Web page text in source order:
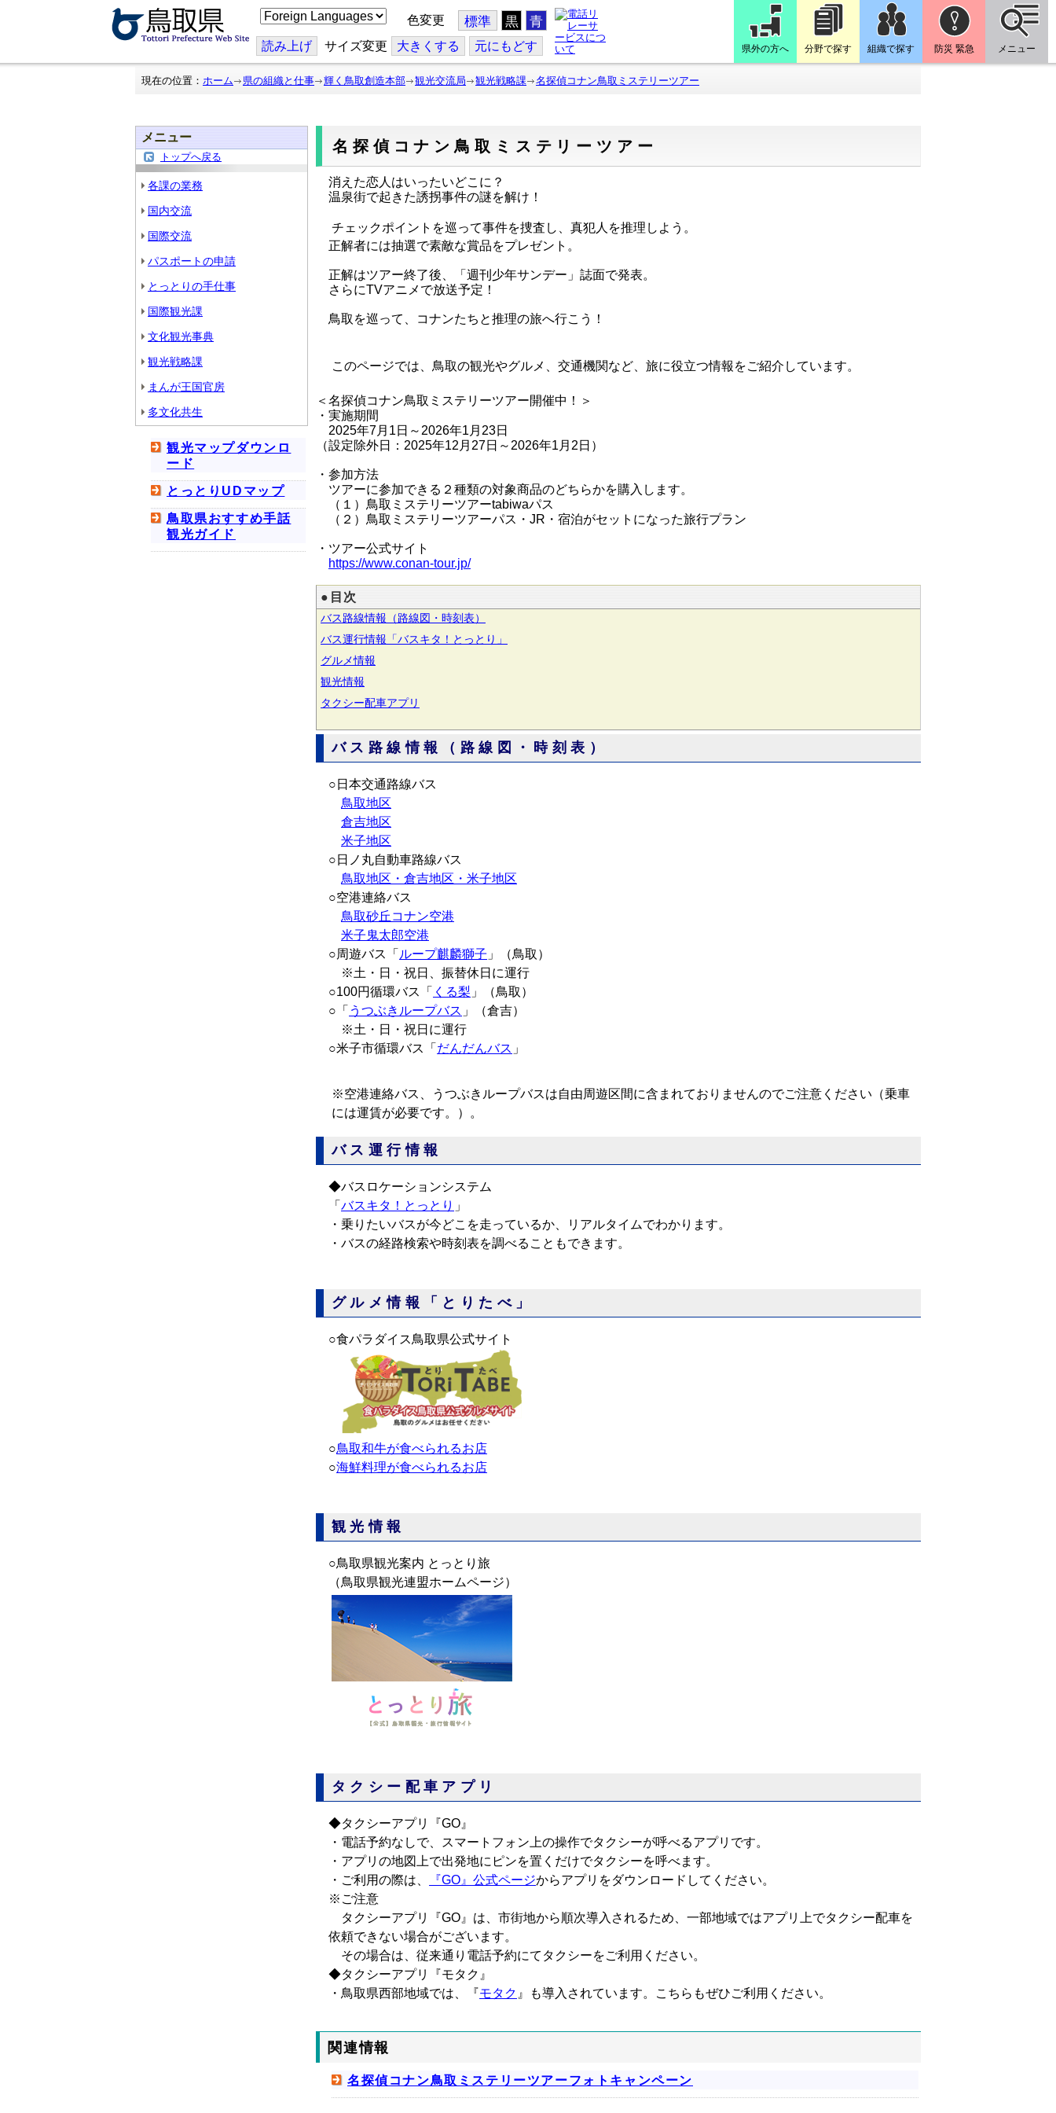
こ
の
ジ
を
翻
色変更 標準 黒 青
読み上げ サイズ変更 大きくする 元にもどす 県外の方へ 分野で探す 組織で探す 防災 緊急 メニュー
現在の位置： ホーム 県の組織と仕事 輝く鳥取創造本部 観光交流局 観光戦略課 名探偵コナン鳥取ミステリーツアー
メニュー
トップへ戻る
各課の業務
国内交流
国際交流
パスポートの申請
とっとりの手仕事
国際観光課
文化観光事典
観光戦略課
まんが王国官房
多文化共生
観光マップダウンロ
ード
とっとりUDマップ
鳥取県おすすめ手話
観光ガイド
名探偵コナン鳥取ミステリーツアー
消えた恋人はいったいどこに？
温泉街で起きた誘拐事件の謎を解け！
チェックポイントを巡って事件を捜査し、真犯人を推理しよう。
正解者には抽選で素敵な賞品をプレゼント。
正解はツアー終了後、「週刊少年サンデー」誌面で発表。
さらにTVアニメで放送予定！
鳥取を巡って、コナンたちと推理の旅へ行こう！
このページでは、鳥取の観光やグルメ、交通機関など、旅に役立つ情報をご紹介しています。
＜名探偵コナン鳥取ミステリーツアー開催中！＞
・実施期間
2025年7月1日～2026年1月23日
（設定除外日：2025年12月27日～2026年1月2日）
・参加方法
ツアーに参加できる２種類の対象商品のどちらかを購入します。
（１）鳥取ミステリーツアーtabiwaパス
（２）鳥取ミステリーツアーパス・JR・宿泊がセットになった旅行プラン
・ツアー公式サイト
https://www.conan-tour.jp/
●目次
バス路線情報（路線図・時刻表）
バス運行情報「バスキタ！とっとり」
グルメ情報
観光情報
タクシー配車アプリ
バス路線情報（路線図・時刻表）
○日本交通路線バス
鳥取地区
倉吉地区
米子地区
○日ノ丸自動車路線バス
鳥取地区・倉吉地区・米子地区
○空港連絡バス
鳥取砂丘コナン空港
米子鬼太郎空港
○周遊バス「 ループ麒麟獅子 」（鳥取）
※土・日・祝日、振替休日に運行
○100円循環バス「 くる梨 」（鳥取）
○「 うつぶきループバス 」（倉吉）
※土・日・祝日に運行
○米子市循環バス「 だんだんバス 」
※空港連絡バス、うつぶきループバスは自由周遊区間に含まれておりませんのでご注意ください（乗車
には運賃が必要です。）。
バス運行情報
◆バスロケーションシステム
「 バスキタ！とっとり 」
・乗りたいバスが今どこを走っているか、リアルタイムでわかります。
・バスの経路検索や時刻表を調べることもできます。
グルメ情報「とりたべ」
○食パラダイス鳥取県公式サイト
○鳥取和牛が食べられるお店
○海鮮料理が食べられるお店
観光情報
○鳥取県観光案内 とっとり旅
（鳥取県観光連盟ホームページ）
タクシー配車アプリ
◆タクシーアプリ『GO』
・電話予約なしで、スマートフォン上の操作でタクシーが呼べるアプリです。
・アプリの地図上で出発地にピンを置くだけでタクシーを呼べます。
・ご利用の際は、
『GO』公式ページからアプリをダウンロードしてください。
※ご注意
タクシーアプリ『GO』は、市街地から順次導入されるため、一部地域ではアプリ上でタクシー配車を
依頼できない場合がございます。
その場合は、従来通り電話予約にてタクシーをご利用ください。
◆タクシーアプリ『モタク』
・鳥取県西部地域では、『モタク 』も導入されています。こちらもぜひご利用ください。
関連情報
名探偵コナン鳥取ミステリーツアーフォトキャンペーン